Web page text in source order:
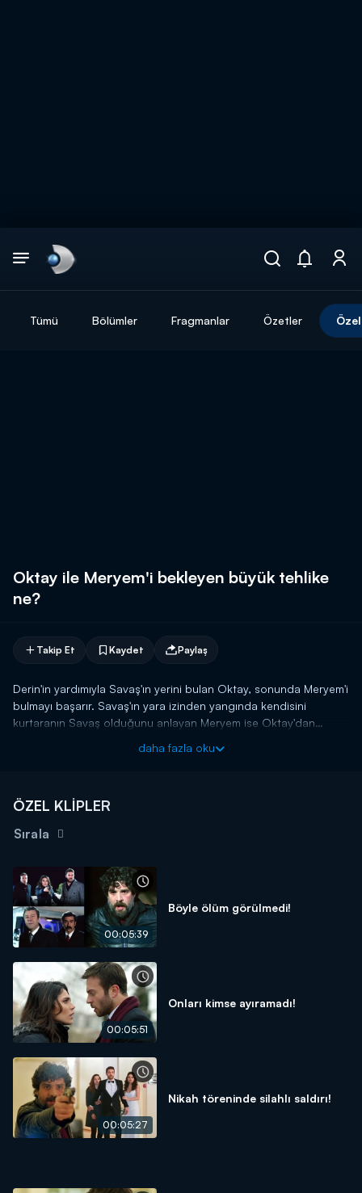
Tümü Bölümler Fragmanlar Özetler
Oktay ile Meryem'i bekleyen büyük tehlike
ne?
Takip Et Kaydet Paylaş
Derin'in yardımıyla Savaş'ın yerini bulan Oktay, sonunda Meryem'i
bulmayı başarır. Savaş'ın yara izinden yangında kendisini
kurtaranın Savaş olduğunu anlayan Meryem ise Oktay'dan
eline büyük bir koz geçer. Meryem ve Oktay'ın sevgili olduğunu
daha fazla oku
ÖZEL KLİPLER
Sırala
00:05:39
Böyle ölüm görülmedi!
00:05:51
Onları kimse ayıramadı!
00:05:27
Nikah töreninde silahlı saldırı!